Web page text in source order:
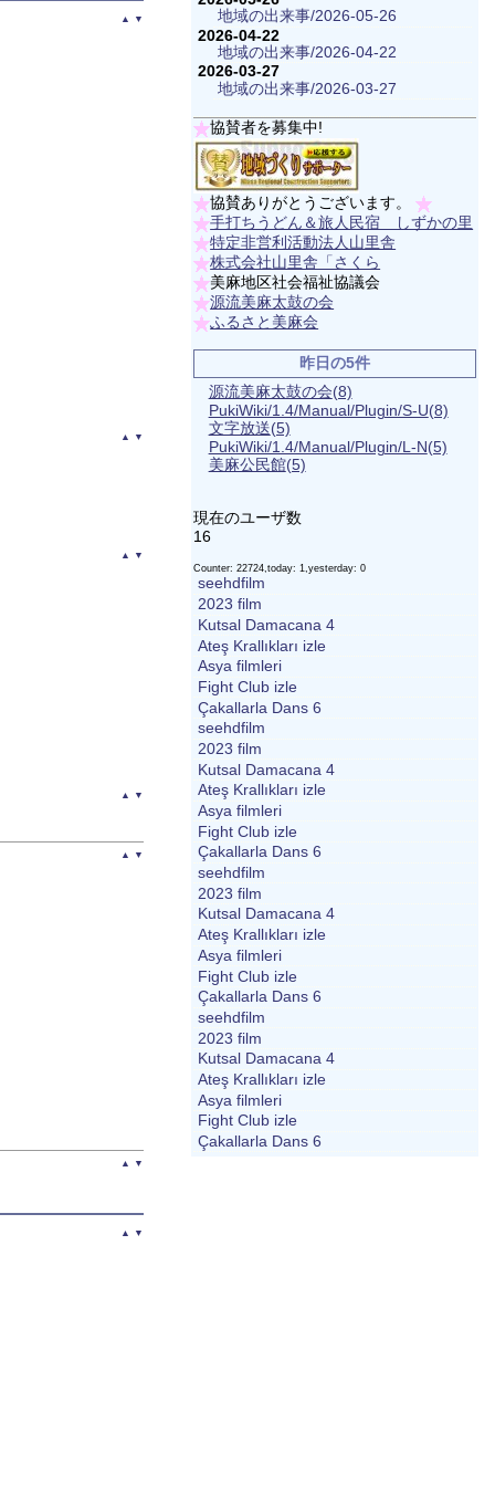
▲ ▼
▲ ▼
▲ ▼
▲ ▼
▲ ▼
▲ ▼
▲ ▼
地域の出来事/2026-05-26
2026-04-22
地域の出来事/2026-04-22
2026-03-27
地域の出来事/2026-03-27
協賛者を募集中!
協賛ありがとうございます。
手打ちうどん＆旅人民宿 しずかの里
特定非営利活動法人山里舎
株式会社山里舎「さくら
美麻地区社会福祉協議会
源流美麻太鼓の会
ふるさと美麻会
昨日の5件
源流美麻太鼓の会(8)
PukiWiki/1.4/Manual/Plugin/S-U(8)
文字放送(5)
PukiWiki/1.4/Manual/Plugin/L-N (5)
美麻公民館(5)
現在のユーザ数
16
Counter: 22724,today: 1,yesterday: 0
seehdfilm
2023 film
Kutsal Damacana 4
Ateş Krallıkları izle
Asya filmleri
Fight Club izle
Çakallarla Dans 6
seehdfilm
2023 film
Kutsal Damacana 4
Ateş Krallıkları izle
Asya filmleri
Fight Club izle
Çakallarla Dans 6
seehdfilm
2023 film
Kutsal Damacana 4
Ateş Krallıkları izle
Asya filmleri
Fight Club izle
Çakallarla Dans 6
seehdfilm
2023 film
Kutsal Damacana 4
Ateş Krallıkları izle
Asya filmleri
Fight Club izle
Çakallarla Dans 6